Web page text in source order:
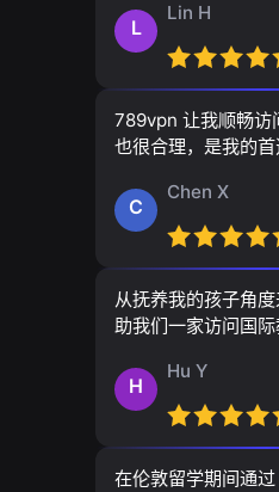
L
Lin H
789vpn 让我顺畅访
也很合理，是我的首
C
Chen X
从抚养我的孩子角
助我们一家访问国际
H
Hu Y
在伦敦留学期间通